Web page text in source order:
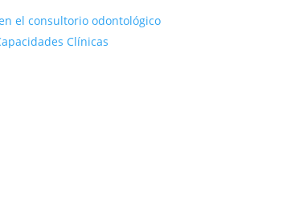
el consultorio odontológico
Clínicas